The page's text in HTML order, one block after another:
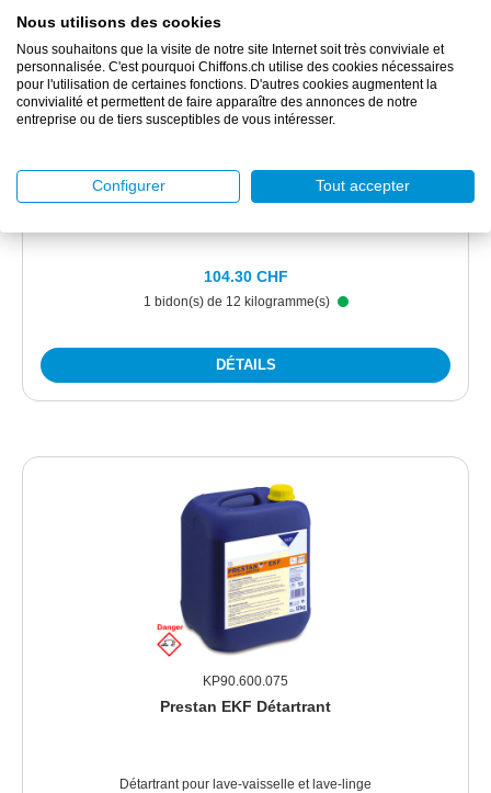
KP90.601.07
1 bidon(s) de 12 kilogramme(s)
104.30 CHF
DÉTAILS
KP90.600.075
Prestan EKF Détartrant
Détartrant pour lave-vaisselle et lave-linge
Nous utilisons des cookies
Nous souhaitons que la visite de notre site Internet soit très conviviale et
personnalisée. C'est pourquoi Chiffons.ch utilise des cookies nécessaires
pour l'utilisation de certaines fonctions. D'autres cookies augmentent la
convivialité et permettent de faire apparaître des annonces de notre
entreprise ou de tiers susceptibles de vous intéresser.
Configurer Tout accepter